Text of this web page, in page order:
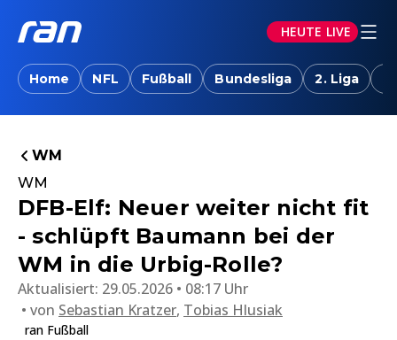
HEUTE LIVE
Home NFL Fußball Bundesliga 2. Liga
WM
WM
DFB-Elf: Neuer weiter nicht fit
- schlüpft Baumann bei der
WM in die Urbig-Rolle?
Aktualisiert: 29.05.2026 • 08:17 Uhr
von Sebastian Kratzer, Tobias Hlusiak
ran Fußball